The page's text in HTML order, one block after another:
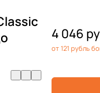
4 046
от 121 рубль